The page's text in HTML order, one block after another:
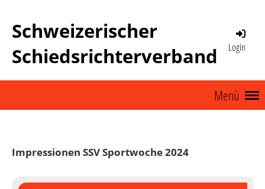
Schweizerischer
Schiedsrichterverband
Login
Menü
Impressionen SSV Sportwoche 2024